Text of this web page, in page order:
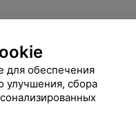
для обеспечения
улучшения, сбора